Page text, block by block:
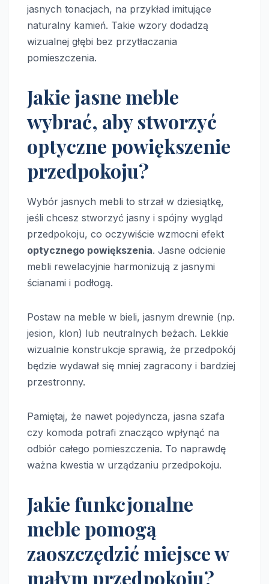
jasnych tonacjach, na przykład imitujące
naturalny kamień. Takie wzory dodadzą
wizualnej głębi bez przytłaczania
pomieszczenia.
Jakie jasne meble
wybrać, aby stworzyć
optyczne powiększenie
przedpokoju?
Wybór jasnych mebli to strzał w dziesiątkę,
jeśli chcesz stworzyć jasny i spójny wygląd
przedpokoju, co oczywiście wzmocni efekt
optycznego powiększenia. Jasne odcienie
mebli rewelacyjnie harmonizują z jasnymi
ścianami i podłogą.
Postaw na meble w bieli, jasnym drewnie (np.
jesion, klon) lub neutralnych beżach. Lekkie
wizualnie konstrukcje sprawią, że przedpokój
będzie wydawał się mniej zagracony i bardziej
przestronny.
Pamiętaj, że nawet pojedyncza, jasna szafa
czy komoda potrafi znacząco wpłynąć na
odbiór całego pomieszczenia. To naprawdę
ważna kwestia w urządzaniu przedpokoju.
Jakie funkcjonalne
meble pomogą
zaoszczędzić miejsce w
małym przedpokoju?